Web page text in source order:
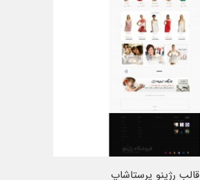
قالب رژینو پرستاشاپ